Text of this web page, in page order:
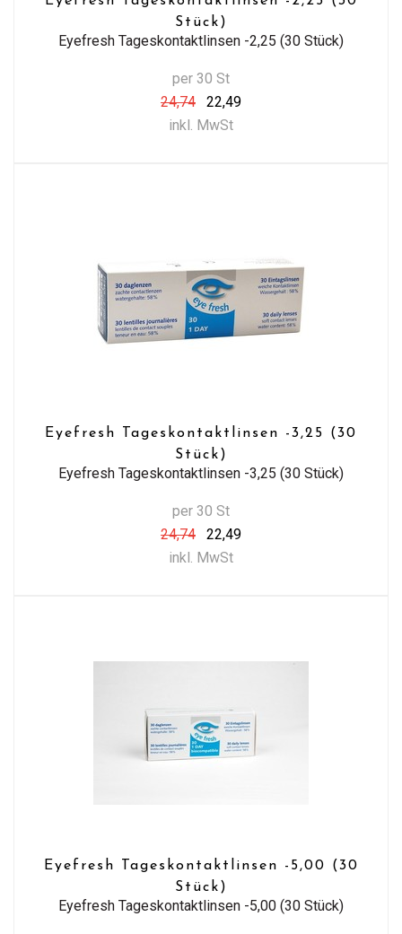
Stück)
Eyefresh Tageskontaktlinsen -2,25 (30 Stück)
per 30 St
24,74
22,49
inkl. MwSt
Eyefresh Tageskontaktlinsen -3,25 (30
Stück)
Eyefresh Tageskontaktlinsen -3,25 (30 Stück)
per 30 St
24,74
22,49
inkl. MwSt
Eyefresh Tageskontaktlinsen -5,00 (30
Stück)
Eyefresh Tageskontaktlinsen -5,00 (30 Stück)